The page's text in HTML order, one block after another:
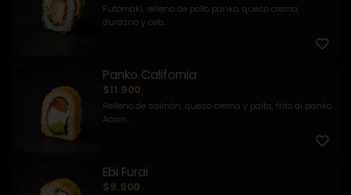
Futomaki, relleno de pollo panko, queso crema,
durazno y ceb...
Panko California
$11.900
Relleno de salmón, queso crema y palta, frito al panko.
Acom...
Ebi Furai
$9.900